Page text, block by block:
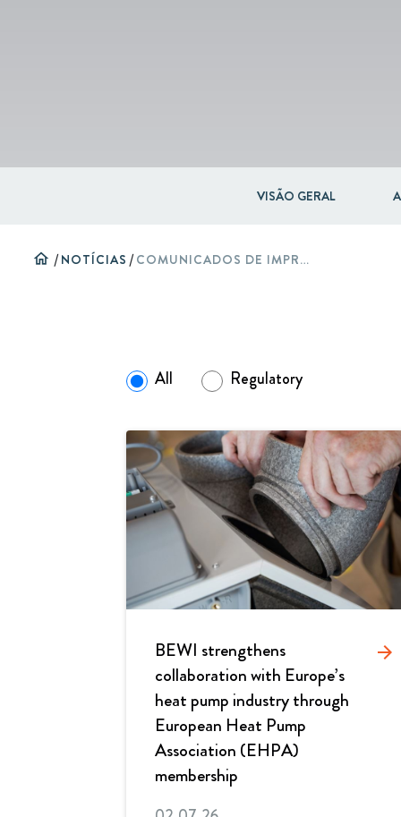
home /NOTÍCIAS / COMUNICADOS DE IMPRENSA
VISÃO GERAL
All Regulatory
BEWI strengthens
collaboration with Europe’s
heat pump industry through
European Heat Pump
Association (EHPA)
membership
arrow_forward